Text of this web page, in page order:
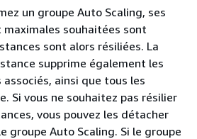
un groupe Auto Scaling, ses
souhaitées sont
sont alors résiliées. La
supprime également les
ainsi que tous les
Si vous ne souhaitez pas résilier
vous pouvez les détacher
groupe Auto Scaling. Si le groupe